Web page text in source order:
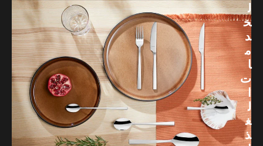
ل
خ
د
م
ا
ت
ا
ل
غ
ذ